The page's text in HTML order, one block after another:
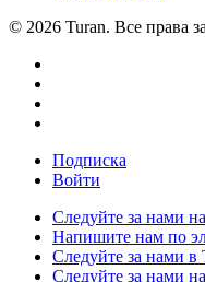
© 2026 Turan. Все права
Подписка
Войти
Следуйте за нами
Напишите нам по
Следуйте за нами в
Следуйте за нами